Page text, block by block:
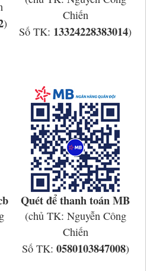
)
Chiến
Số TK: 13324228383014)
Quét để thanh toánMB
(chủ TK: Nguyễn Công
Chiến
Số TK: 0580103847008)